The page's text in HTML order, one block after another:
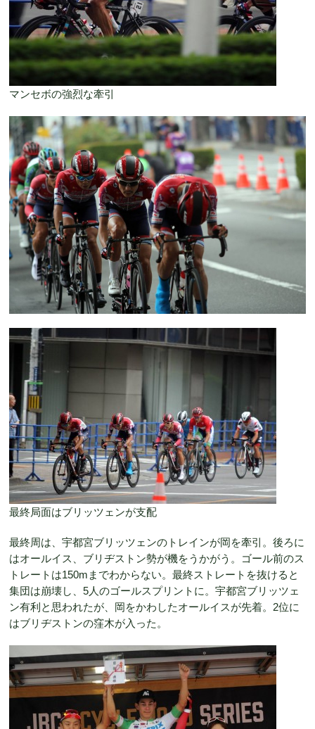
マンセボの強烈な牽引
最終局面はブリッツェンが支配
最終周は、宇都宮ブリッツェンのトレインが岡を牽引。後ろに
はオールイス、ブリヂストン勢が機をうかがう。ゴール前のス
トレートは150mまでわからない。最終ストレートを抜けると
集団は崩壊し、5人のゴールスプリントに。宇都宮ブリッツェ
ン有利と思われたが、岡をかわしたオールイスが先着。2位に
はブリヂストンの窪木が入った。